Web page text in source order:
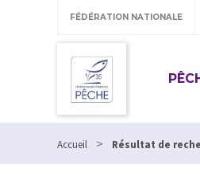
FÉDÉRATION NATIONALE
Accueil > Résultat de